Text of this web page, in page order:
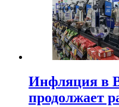
Инфляция в
продолжает